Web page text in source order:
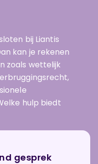
bij Liantis
kan je rekenen
zoals wettelijk
hulp biedt
gesprek